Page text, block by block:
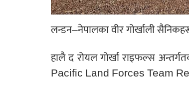
लन्डन–नेपालका वीर गोर्खाली
हालै द रोयल गोर्खा राइफल्स
Pacific Land Forces Team